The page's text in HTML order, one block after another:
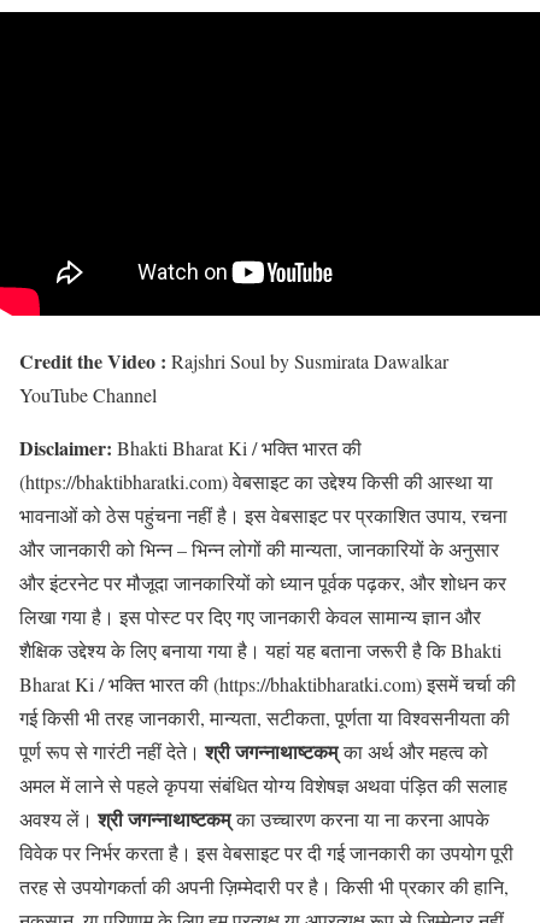
Credit the Video : Rajshri Soul by Susmirata Dawalkar
YouTube Channel
Disclaimer: Bhakti Bharat Ki / भक्ति भारत की
(https://bhaktibharatki.com) वेबसाइट का उद्देश्य किसी की आस्था या
भावनाओं को ठेस पहुंचना नहीं है। इस वेबसाइट पर प्रकाशित उपाय, रचना
और जानकारी को भिन्न – भिन्न लोगों की मान्यता, जानकारियों के अनुसार
और इंटरनेट पर मौजूदा जानकारियों को ध्यान पूर्वक पढ़कर, और शोधन कर
लिखा गया है। इस पोस्ट पर दिए गए जानकारी केवल सामान्य ज्ञान और
शैक्षिक उद्देश्य के लिए बनाया गया है। यहां यह बताना जरूरी है कि Bhakti
Bharat Ki / भक्ति भारत की (https://bhaktibharatki.com) इसमें चर्चा की
गई किसी भी तरह जानकारी, मान्यता, सटीकता, पूर्णता या विश्वसनीयता की
पूर्ण रूप से गारंटी नहीं देते।श्री जगन्नाथाष्टकम् का अर्थ और महत्व को
अमल में लाने से पहले कृपया संबंधित योग्य विशेषज्ञ अथवा पंड़ित की सलाह
अवश्य लें।श्री जगन्नाथाष्टकम् का उच्चारण करना या ना करना आपके
विवेक पर निर्भर करता है। इस वेबसाइट पर दी गई जानकारी का उपयोग पूरी
तरह से उपयोगकर्ता की अपनी ज़िम्मेदारी पर है। किसी भी प्रकार की हानि,